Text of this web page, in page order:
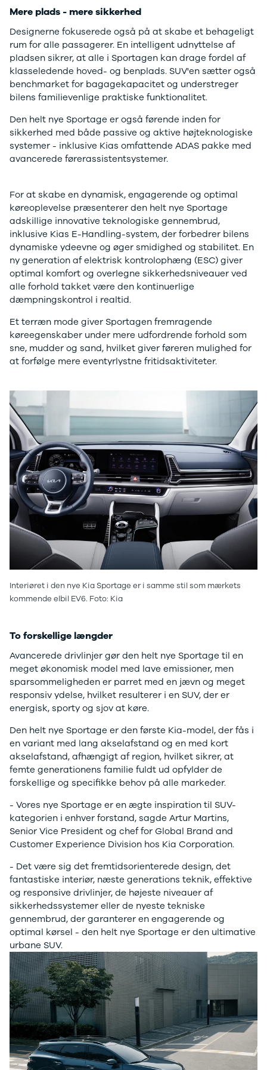
Modeller
Privatleasing
Tilbud
Jogger
Modeller
Anmeldelser
Privatleasing
Tilbud
Bigster
Modeller
Anmeldelser
Volvo
EX30
Modeller
Anmeldelser
Privatleasing
Tilbud
EX40
Modeller
Anmeldelser
Tilbud
EC40
Anmeldelser
Privatleasing
EX60
Modeller
Anmeldelser
Privatleasing
Tilbud
ES90
Modeller
Anmeldelser
Privatleasing
Tilbud
EX90
Anmeldelser
Privatleasing
Tilbud
Anmeldelser
Privatleasing
INSTER
Modeller
Anmeldelser
Privatleasing
Tilbud
IONIQ 3
Modeller
Anmeldelser
Privatleasing
Tilbud
IONIQ 5
Anmeldelser
Privatleasing
Tilbud
IONIQ 5 N
Modeller
Anmeldelser
Privatleasing
Tilbud
IONIQ 6
Modeller
Anmeldelser
Privatleasing
Tilbud
IONIQ 6 N
Modeller
Anmeldelser
Privatleasing
Tilbud
IONIQ 9
Modeller
Elbil
Han
Citroën
Se alle
Citroën
C1
C3
C3 Picasso
C4
C4 Cactus
SpaceTourer
Jumper 33
Jumper 35
Grand C4
SpaceTourer
ë-C4
Cupra
Se alle Cupra
Elbil
Born
Se alle Dacia
Elbil
Spring
Sandero og
Stepway
Duster
Dokker
Lodgy og
Lodgy
Stepway
Lodgy
Stepway
Jogger
Logan og
Logan
Stepway
Stepway
DS
3 Crossback
5
7 Crossback
Fiat
Se alle Fiat
Elbil
500C
500L
500L Wagon
Panda
500e
Tipo
Doblo Cargo
Ducato 33
Ducato 35
Talento
Ford
Se alle Ford
Elbil
SUV
Stationcar
Bronco
C-Max
Capri
Grand C-Max
EcoSport
Explorer
F-150
Fiesta
Focus
Mere plads - mere sikkerhed
Designerne fokuserede også på at skabe et behageligt
rum for alle passagerer. En intelligent udnyttelse af
pladsen sikrer, at alle i Sportagen kan drage fordel af
klasseledende hoved- og benplads. SUV'en sætter også
benchmarket for bagagekapacitet og understreger
bilens familievenlige praktiske funktionalitet.
Den helt nye Sportage er også førende inden for
sikkerhed med både passive og aktive højteknologiske
systemer - inklusive Kias omfattende ADAS pakke med
avancerede førerassistentsystemer.
For at skabe en dynamisk, engagerende og optimal
køreoplevelse præsenterer den helt nye Sportage
adskillige innovative teknologiske gennembrud,
inklusive Kias E-Handling-system, der forbedrer bilens
dynamiske ydeevne og øger smidighed og stabilitet. En
ny generation af elektrisk kontrolophæng (ESC) giver
optimal komfort og overlegne sikkerhedsniveauer ved
alle forhold takket være den kontinuerlige
dæmpningskontrol i realtid.
Et terræn mode giver Sportagen fremragende
køreegenskaber under mere udfordrende forhold som
sne, mudder og sand, hvilket giver føreren mulighed for
at forfølge mere eventyrlystne fritidsaktiviteter.
Interiøret i den nye Kia Sportage er i samme stil som mærkets
kommende elbil EV6. Foto: Kia
To forskellige længder
Avancerede drivlinjer gør den helt nye Sportage til en
meget økonomisk model med lave emissioner, men
sparsommeligheden er parret med en jævn og meget
responsiv ydelse, hvilket resulterer i en SUV, der er
energisk, sporty og sjov at køre.
Den helt nye Sportage er den første Kia-model, der fås i
en variant med lang akselafstand og en med kort
akselafstand, afhængigt af region, hvilket sikrer, at
femte generationens familie fuldt ud opfylder de
forskellige og specifikke behov på alle markeder.
- Vores nye Sportage er en ægte inspiration til SUV-
kategorien i enhver forstand, sagde Artur Martins,
Senior Vice President og chef for Global Brand and
Customer Experience Division hos Kia Corporation.
- Det være sig det fremtidsorienterede design, det
fantastiske interiør, næste generations teknik, effektive
og responsive drivlinjer, de højeste niveauer af
sikkerhedssystemer eller de nyeste tekniske
gennembrud, der garanterer en engagerende og
optimal kørsel - den helt nye Sportage er den ultimative
urbane SUV.